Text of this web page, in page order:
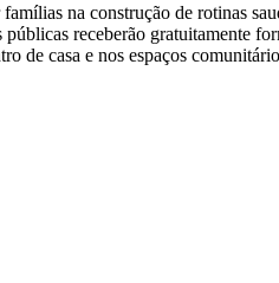
na construção de rotinas
receberão gratuitamente
de casa e nos espaços